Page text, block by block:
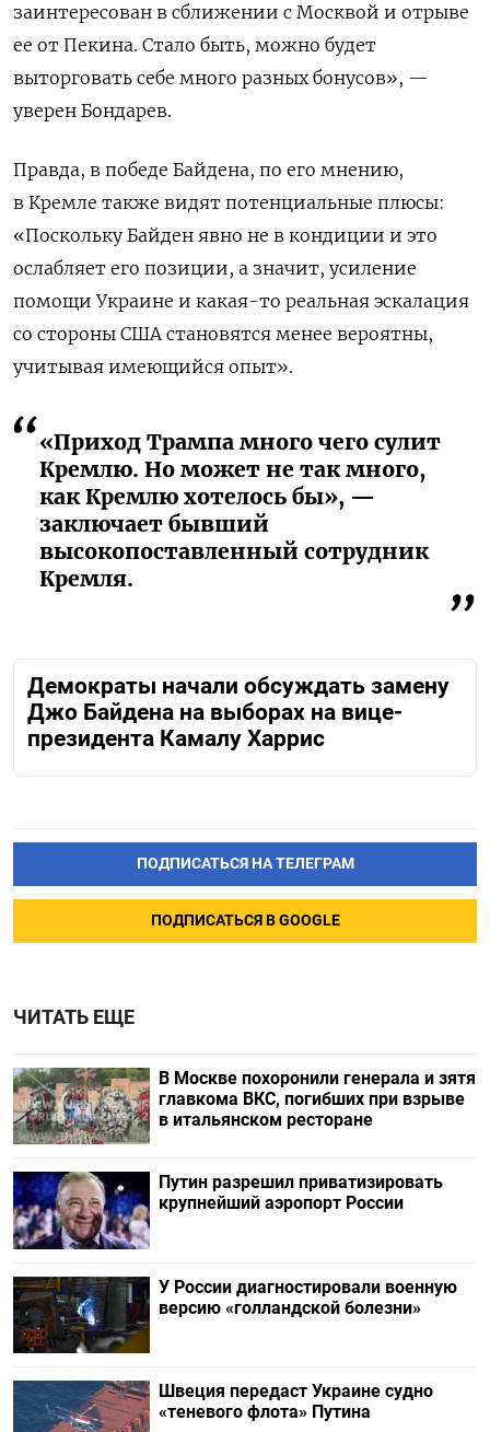
заинтересован в сближении с Москвой и отрыве
ее от Пекина. Стало быть, можно будет
выторговать себе много разных бонусов», —
уверен Бондарев.
Правда, в победе Байдена, по его мнению,
в Кремле также видят потенциальные плюсы:
«Поскольку Байден явно не в кондиции и это
ослабляет его позиции, а значит, усиление
помощи Украине и какая-то реальная эскалация
со стороны США становятся менее вероятны,
учитывая имеющийся опыт».
«Приход Трампа много чего сулит
Кремлю. Но может не так много,
как Кремлю хотелось бы», —
заключает бывший
высокопоставленный сотрудник
Кремля.
Демократы начали обсуждать замену
Джо Байдена на выборах на вице-
президента Камалу Харрис
ПОДПИСАТЬСЯ НА ТЕЛЕГРАМ
ПОДПИСАТЬСЯ В GOOGLE
ЧИТАТЬ ЕЩЕ
В Москве похоронили генерала и зятя
главкома ВКС, погибших при взрыве
в итальянском ресторане
Путин разрешил приватизировать
крупнейший аэропорт России
У России диагностировали военную
версию «голландской болезни»
Швеция передаст Украине судно
«теневого флота» Путина